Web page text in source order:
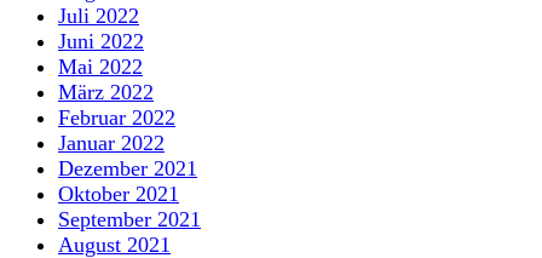
Juli 2022
Juni 2022
Mai 2022
März 2022
Februar 2022
Januar 2022
Dezember 2021
Oktober 2021
September 2021
August 2021